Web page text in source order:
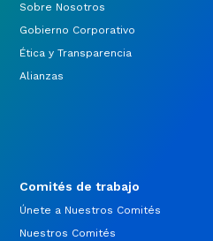
Sobre Nosotros
Gobierno Corporativo
Ética y Transparencia
Alianzas
Comités de trabajo
Únete a Nuestros Comités
Nuestros Comités